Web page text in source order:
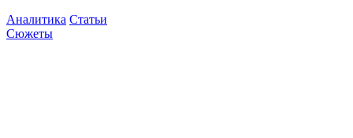
Аналитика Статьи
Сюжеты